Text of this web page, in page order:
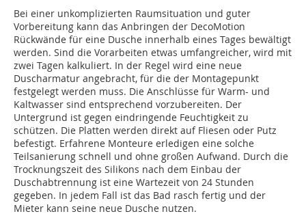
Bei einer unkomplizierten Raumsituation und guter
Vorbereitung kann das Anbringen der DecoMotion
Rückwände für eine Dusche innerhalb eines Tages bewältigt
werden. Sind die Vorarbeiten etwas umfangreicher, wird mit
zwei Tagen kalkuliert. In der Regel wird eine neue
Duscharmatur angebracht, für die der Montagepunkt
festgelegt werden muss. Die Anschlüsse für Warm- und
Kaltwasser sind entsprechend vorzubereiten. Der
Untergrund ist gegen eindringende Feuchtigkeit zu
schützen. Die Platten werden direkt auf Fliesen oder Putz
befestigt. Erfahrene Monteure erledigen eine solche
Teilsanierung schnell und ohne großen Aufwand. Durch die
Trocknungszeit des Silikons nach dem Einbau der
Duschabtrennung ist eine Wartezeit von 24 Stunden
gegeben. In jedem Fall ist das Bad rasch fertig und der
Mieter kann seine neue Dusche nutzen.